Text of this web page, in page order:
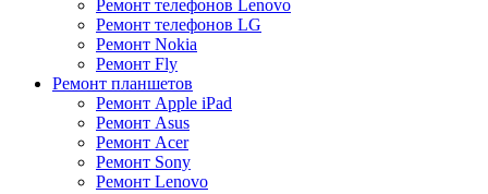
Ремонт телефонов Lenovo
Ремонт телефонов LG
Ремонт Nokia
Ремонт Fly
Ремонт планшетов
Ремонт Apple iPad
Ремонт Asus
Ремонт Acer
Ремонт Sony
Ремонт Lenovo